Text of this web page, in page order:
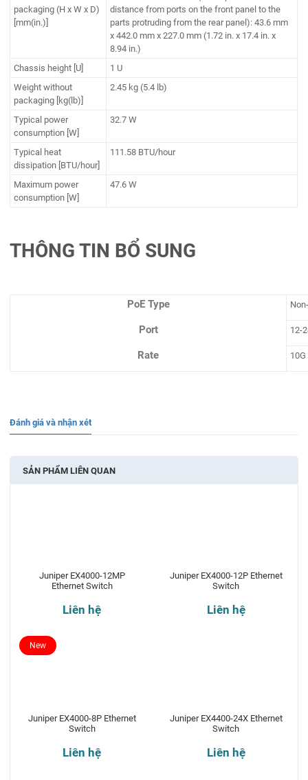
packaging (H x W x D)
[mm(in.)]
distance from ports on the front panel to the
parts protruding from the rear panel): 43.6 mm
x 442.0 mm x 227.0 mm (1.72 in. x 17.4 in. x
8.94 in.)
Chassis height [U]
1 U
Weight without
packaging [kg(lb)]
2.45 kg (5.4 lb)
Typical power
consumption [W]
32.7 W
Typical heat
dissipation [BTU/hour]
111.58 BTU/hour
Maximum power
consumption [W]
47.6 W
THÔNG TIN BỔ SUNG
PoE Type
Port 12-
Rate 10G
Đánh giá và nhận xét
SẢN PHẨM LIÊN QUAN
Juniper EX4000-12MP
Ethernet Switch
Liên hệ
Juniper EX4000-12P Ethernet
Switch
Liên hệ
Juniper EX4000-8P Ethernet
Switch
Liên hệ
New
Juniper EX4400-24X Ethernet
Switch
Liên hệ